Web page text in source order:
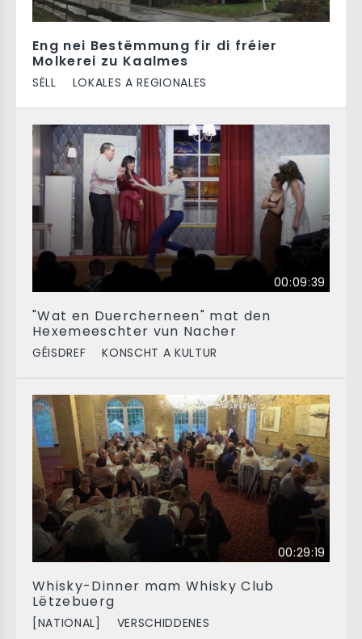
Eng nei Bestëmmung fir di fréier
Molkerei zu Kaalmes
SËLL LOKALES A REGIONALES
00:09:39
"Wat en Duercherneen" mat den
Hexemeeschter vun Nacher
GÉISDREF KONSCHT A KULTUR
00:29:19
Whisky-Dinner mam Whisky Club
Lëtzebuerg
[NATIONAL] VERSCHIDDENES